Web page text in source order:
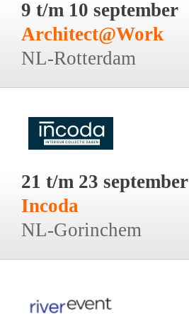
9 t/m 10 september
Architect@Work
NL-Rotterdam
21 t/m 23 september
Incoda
NL-Gorinchem